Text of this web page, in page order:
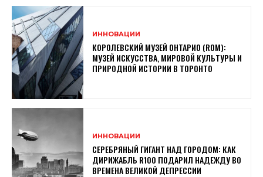
ИННОВАЦИИ
КОРОЛЕВСКИЙ МУЗЕЙ ОНТАРИО (ROM):
МУЗЕЙ ИСКУССТВА, МИРОВОЙ КУЛЬТУРЫ И
ПРИРОДНОЙ ИСТОРИИ В ТОРОНТО
ИННОВАЦИИ
СЕРЕБРЯНЫЙ ГИГАНТ НАД ГОРОДОМ: КАК
ДИРИЖАБЛЬ R100 ПОДАРИЛ НАДЕЖДУ ВО
ВРЕМЕНА ВЕЛИКОЙ ДЕПРЕССИИ